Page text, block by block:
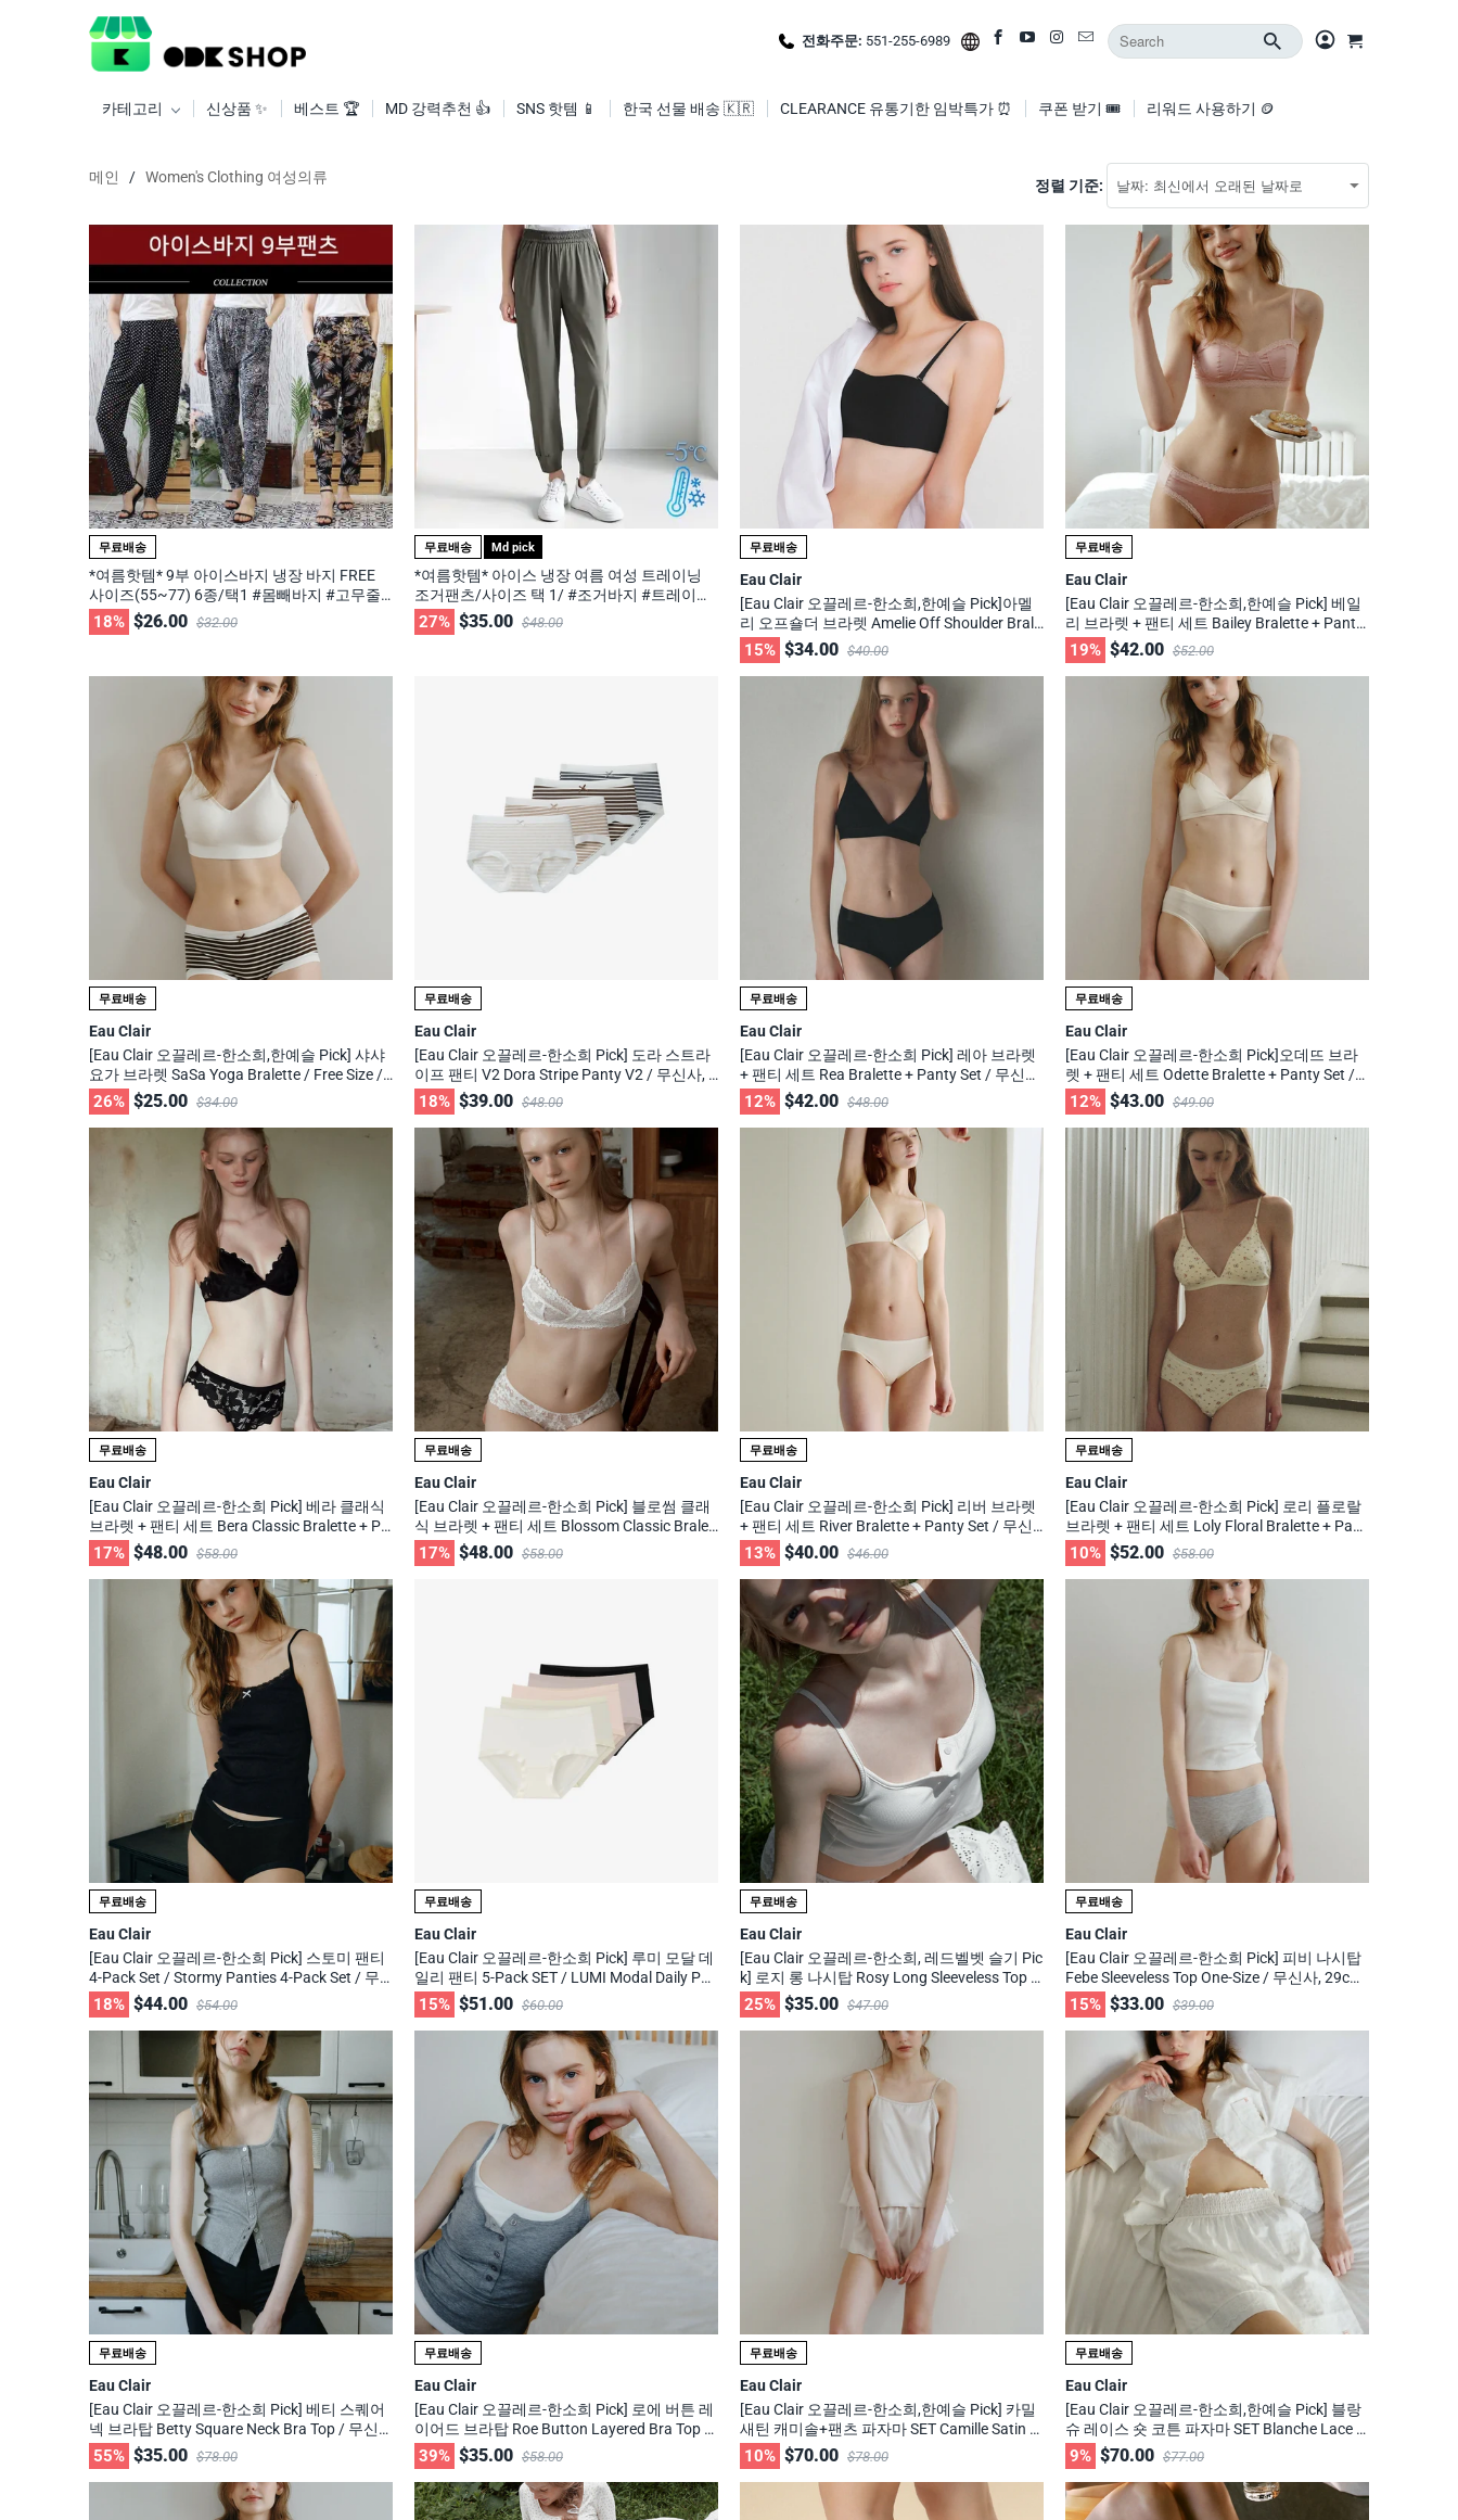
전화주문: 551-255-6989
카테고리 신상품 ✨ 베스트 🏆 MD 강력추천 👍 SNS 핫템 📱 한국 선물 배송 🇰🇷 CLEARANCE 유통기한 임박특가 ⏰ 쿠폰 받기 🎟️ 리워드 사용하기 🪙
메인 / Women's Clothing 여성의류 정렬 기준:
무료배송
*여름핫템* 9부 아이스바지 냉장 바지 FREE
사이즈(55~77) 6종/택1 #몸빼바지 #고무줄
바지 #셔링바지 #홈웨어
18% $26.00 $32.00
무료배송 Md pick
*여름핫템* 아이스 냉장 여름 여성 트레이닝
조거팬츠/사이즈 택 1/ #조거바지 #트레이닝
바지 #셔링바지 #링클프리
27% $35.00 $48.00
무료배송
Eau Clair
[Eau Clair 오끌레르-한소희,한예슬 Pick]아멜
리 오프숄더 브라렛 Amelie Off Shoulder Brale
tte -무신사, 29cm 화제의 브랜드
15% $34.00 $40.00
무료배송
Eau Clair
[Eau Clair 오끌레르-한소희,한예슬 Pick] 베일
리 브라렛 + 팬티 세트 Bailey Bralette + Panty
Set -무신사, 29cm 화제의 브랜드
19% $42.00 $52.00
무료배송
Eau Clair
[Eau Clair 오끌레르-한소희,한예슬 Pick] 샤샤
요가 브라렛 SaSa Yoga Bralette / Free Size /
무신사, 29cm 화제의 브랜드
26% $25.00 $34.00
무료배송
Eau Clair
[Eau Clair 오끌레르-한소희 Pick] 도라 스트라
이프 팬티 V2 Dora Stripe Panty V2 / 무신사, 2
9cm 화제의 브랜드
18% $39.00 $48.00
무료배송
Eau Clair
[Eau Clair 오끌레르-한소희 Pick] 레아 브라렛
+ 팬티 세트 Rea Bralette + Panty Set / 무신사,
29cm 화제의 브랜드
12% $42.00 $48.00
무료배송
Eau Clair
[Eau Clair 오끌레르-한소희 Pick]오데뜨 브라
렛 + 팬티 세트 Odette Bralette + Panty Set /
무신사, 29cm 화제의 브랜드
12% $43.00 $49.00
무료배송
Eau Clair
[Eau Clair 오끌레르-한소희 Pick] 베라 클래식
브라렛 + 팬티 세트 Bera Classic Bralette + Pa
nty Set / 무신사, 29cm 화제의 브랜드
17% $48.00 $58.00
무료배송
Eau Clair
[Eau Clair 오끌레르-한소희 Pick] 블로썸 클래
식 브라렛 + 팬티 세트 Blossom Classic Bralet
te + Panty Set / 무신사, 29cm 화제의 브랜드
17% $48.00 $58.00
무료배송
Eau Clair
[Eau Clair 오끌레르-한소희 Pick] 리버 브라렛
+ 팬티 세트 River Bralette + Panty Set / 무신
사, 29cm 화제의 브랜드
13% $40.00 $46.00
무료배송
Eau Clair
[Eau Clair 오끌레르-한소희 Pick] 로리 플로랄
브라렛 + 팬티 세트 Loly Floral Bralette + Pant
y Set / 무신사, 29cm 화제의 브랜드
10% $52.00 $58.00
무료배송
Eau Clair
[Eau Clair 오끌레르-한소희 Pick] 스토미 팬티
4-Pack Set / Stormy Panties 4-Pack Set / 무
신사, 29cm 화제의 브랜드
18% $44.00 $54.00
무료배송
Eau Clair
[Eau Clair 오끌레르-한소희 Pick] 루미 모달 데
일리 팬티 5-Pack SET / LUMI Modal Daily Pan
ties 5-Pack Set / 무신사, 29cm 화제의 브랜드
15% $51.00 $60.00
무료배송
Eau Clair
[Eau Clair 오끌레르-한소희, 레드벨벳 슬기 Pic
k] 로지 롱 나시탑 Rosy Long Sleeveless Top /
무신사, 29cm 화제의 브랜드
25% $35.00 $47.00
무료배송
Eau Clair
[Eau Clair 오끌레르-한소희 Pick] 피비 나시탑
Febe Sleeveless Top One-Size / 무신사, 29cm
화제의 브랜드
15% $33.00 $39.00
무료배송
Eau Clair
[Eau Clair 오끌레르-한소희 Pick] 베티 스퀘어
넥 브라탑 Betty Square Neck Bra Top / 무신
사, 29cm 화제의 브랜드
55% $35.00 $78.00
무료배송
Eau Clair
[Eau Clair 오끌레르-한소희 Pick] 로에 버튼 레
이어드 브라탑 Roe Button Layered Bra Top /
무신사, 29cm 화제의 브랜드
39% $35.00 $58.00
무료배송
Eau Clair
[Eau Clair 오끌레르-한소희,한예슬 Pick] 카밀
새틴 캐미솔+팬츠 파자마 SET Camille Satin C
amisole + Pants Pajama Set / 무신사, 29cm
화제의 브랜드
10% $70.00 $78.00
무료배송
Eau Clair
[Eau Clair 오끌레르-한소희,한예슬 Pick] 블랑
슈 레이스 숏 코튼 파자마 SET Blanche Lace S
hort Cotton Pajama Set / 무신사, 29cm 화제
의 브랜드
9% $70.00 $77.00